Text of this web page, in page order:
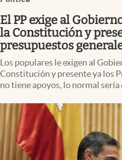
El PP exige al
la Constitución y
presupuestos
Los populares le exigen al
Constitución y presente ya los
no tiene apoyos, lo normal